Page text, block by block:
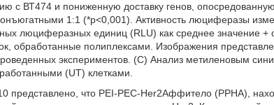
с ВТ474 и пониженную доставку генов,
1:1 (*р<0,001). Активность люциферазы
люциферазных единиц (RLU) как среднее значение
обработанные полиплексами. Изображения
экспериментов. (С) Анализ метиленовым
(UT) клетками.
представлено, что PEI-РЕС-Неr2Аффитело (РРНА),